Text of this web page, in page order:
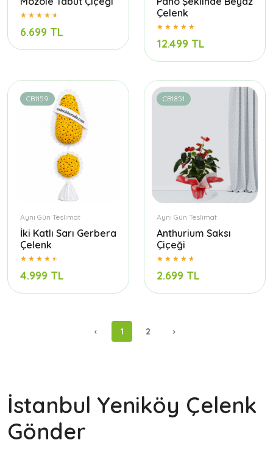
6.699 TL
Çelenk
12.499 TL
CB1159
Aynı Gün Teslimat
İki Katlı Sarı Gerbera
Çelenk
4.999 TL
CB1851
Aynı Gün Teslimat
Anthurium Saksı
Çiçeği
2.699 TL
‹ 1 2 ›
İstanbul Yeniköy Çelenk
Gönder